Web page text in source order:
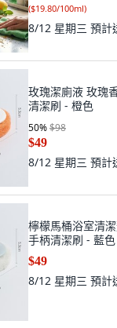
($19.80/100ml)
8/12 星期三 預計
玫瑰潔廁液 玫瑰
清潔刷 - 橙色
50%$98
$49
8/12 星期三 預計
檸檬馬桶浴室清
手柄清潔刷 - 藍色
$49
8/12 星期三 預計